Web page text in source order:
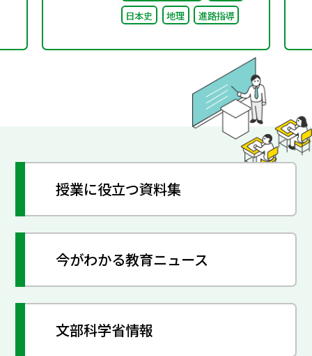
日本史
地理 進路指導
授業に役立つ資料集
今がわかる教育ニュース
文部科学省情報